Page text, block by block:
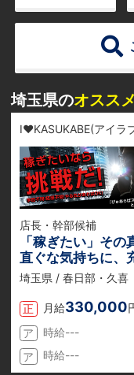
埼玉県のオスス
店長・幹部候補
「稼ぎたい」その
直ぐな気持ちに、
の待遇とクリーン
埼玉県 / 春日部・久喜
正 月給330,000
ア
時給---
ア
時給---